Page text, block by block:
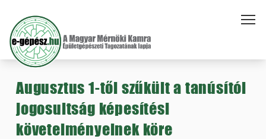
Augusztus 1-től szűkült a tanúsítói
jogosultság képesítési
követelményeinek köre